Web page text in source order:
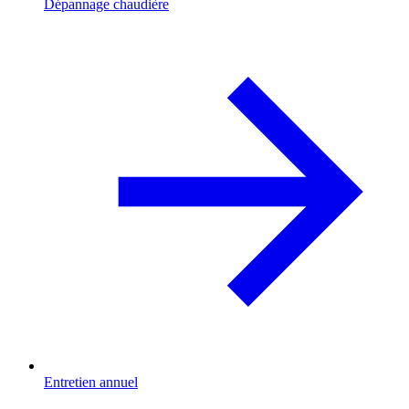
Dépannage chaudière
Entretien annuel